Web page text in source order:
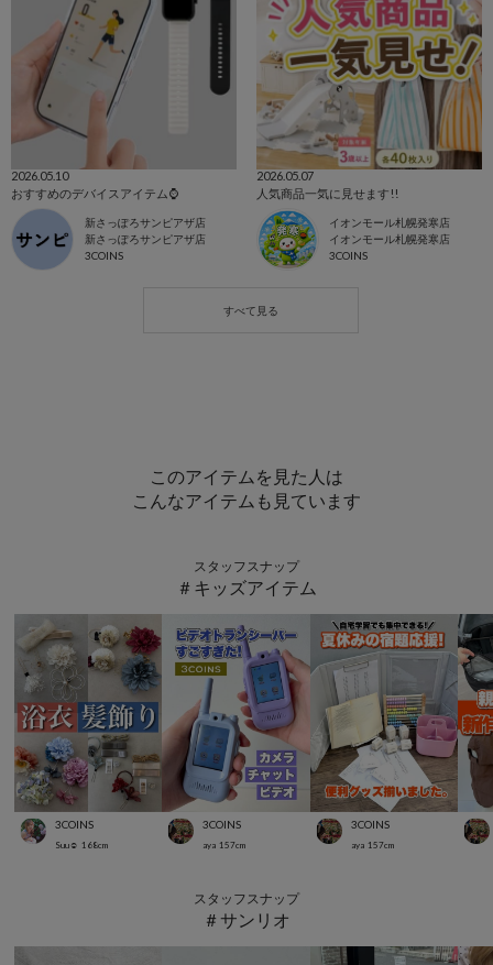
2026.05.10
おすすめのデバイスアイテム⌚️
新さっぽろサンピアザ店
新さっぽろサンピアザ店
3COINS
2026.05.07
人気商品一気に見せます!!
イオンモール札幌発寒店
イオンモール札幌発寒店
3COINS
このアイテムを見た人は
こんなアイテムも見ています
スタッフスナップ
＃キッズアイテム
3COINS
Suu☺︎ 168cm
3COINS
aya 157cm
3COINS
aya 157cm
スタッフスナップ
＃サンリオ